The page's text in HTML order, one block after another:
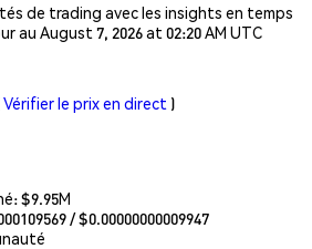
de trading avec les insights en temps
au August 7, 2026 at 02:20 AM UTC
Vérifier le prix en direct )
$9.95M
/ $0.00000000009947